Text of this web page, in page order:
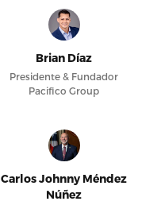
Brian Díaz
Presidente & Fundador
Pacifico Group
Carlos Johnny Méndez
Núñez